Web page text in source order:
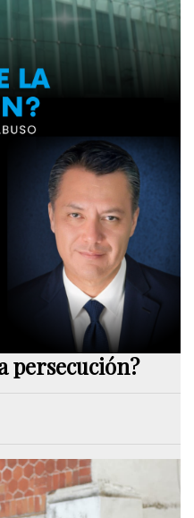
persecución?